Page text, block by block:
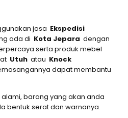
jasa Ekspedisi
ada di Kota Jepara dengan
serta produk mebel
Utuh atau Knock
dapat membantu
barang yang akan anda
bentuk serat dan warnanya.